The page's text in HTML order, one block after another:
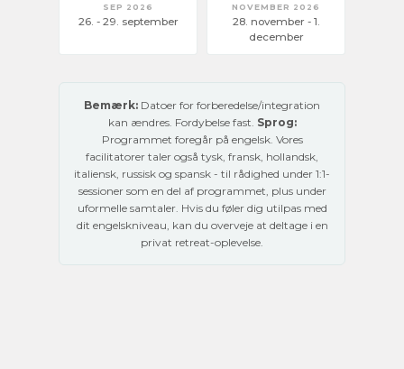
SEP 2026
26. - 29. september
NOVEMBER 2026
28. november - 1.
december
Bemærk: Datoer for forberedelse/integration
kan ændres. Fordybelse fast. Sprog:
Programmet foregår på engelsk. Vores
facilitatorer taler også tysk, fransk, hollandsk,
italiensk, russisk og spansk - til rådighed under 1:1-
sessioner som en del af programmet, plus under
uformelle samtaler. Hvis du føler dig utilpas med
dit engelskniveau, kan du overveje at deltage i en
privat retreat-oplevelse.